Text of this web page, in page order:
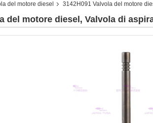
del motore diesel 3142H091 Valvola del motore
del motore diesel, Valvola di